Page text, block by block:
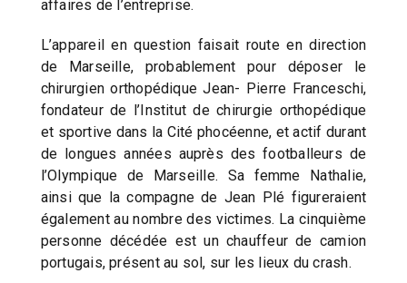
affaires de l’entreprise.
L’appareil en question faisait route en direction
de Marseille, probablement pour déposer le
chirurgien orthopédique Jean- Pierre Franceschi,
fondateur de l’Institut de chirurgie orthopédique
et sportive dans la Cité phocéenne, et actif durant
de longues années auprès des footballeurs de
l’Olympique de Marseille. Sa femme Nathalie,
ainsi que la compagne de Jean Plé figureraient
également au nombre des victimes. La cinquième
personne décédée est un chauffeur de camion
portugais, présent au sol, sur les lieux du crash.